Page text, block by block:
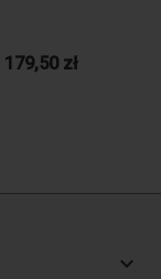
179,50 zł
